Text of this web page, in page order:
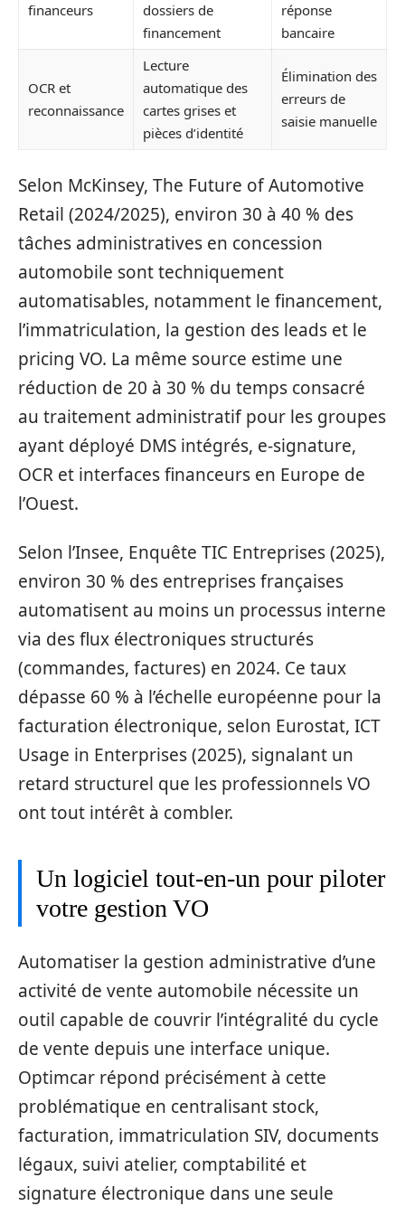
financeurs
dossiers de
financement
réponse
bancaire
OCR et
reconnaissance
Lecture
automatique des
cartes grises et
pièces d’identité
Élimination des
erreurs de
saisie manuelle
Selon McKinsey, The Future of Automotive
Retail (2024/2025), environ 30 à 40 % des
tâches administratives en concession
automobile sont techniquement
automatisables, notamment le financement,
l’immatriculation, la gestion des leads et le
pricing VO. La même source estime une
réduction de 20 à 30 % du temps consacré
au traitement administratif pour les groupes
ayant déployé DMS intégrés, e-signature,
OCR et interfaces financeurs en Europe de
l’Ouest.
Selon l’Insee, Enquête TIC Entreprises (2025),
environ 30 % des entreprises françaises
automatisent au moins un processus interne
via des flux électroniques structurés
(commandes, factures) en 2024. Ce taux
dépasse 60 % à l’échelle européenne pour la
facturation électronique, selon Eurostat, ICT
Usage in Enterprises (2025), signalant un
retard structurel que les professionnels VO
ont tout intérêt à combler.
Un logiciel tout-en-un pour piloter
votre gestion VO
Automatiser la gestion administrative d’une
activité de vente automobile nécessite un
outil capable de couvrir l’intégralité du cycle
de vente depuis une interface unique.
Optimcar répond précisément à cette
problématique en centralisant stock,
facturation, immatriculation SIV, documents
légaux, suivi atelier, comptabilité et
signature électronique dans une seule